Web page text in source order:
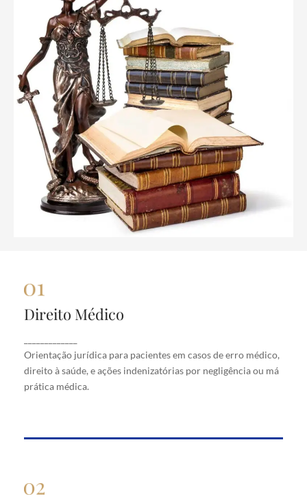
Direito Médico
Orientação jurídica para pacientes em casos de erro médico,
direito à saúde, e ações indenizatórias por negligência ou má
prática médica.
Direito Médico
erro médico, direito à saúde, e ações indenizatórias
por negligência ou má prática médica.